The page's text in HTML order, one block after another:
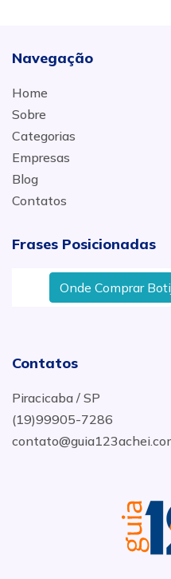
Navegação
Home
Sobre
Categorias
Empresas
Blog
Contatos
Frases Posicionadas
Onde Comprar
Contatos
Piracicaba / SP
(19)99905-7286